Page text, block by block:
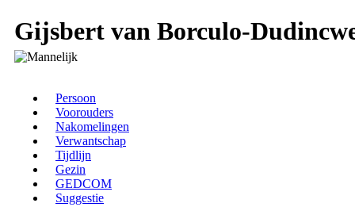
Gijsbert van Borculo-
Persoon
Voorouders
Nakomelingen
Verwantschap
Tijdlijn
Gezin
GEDCOM
Suggestie